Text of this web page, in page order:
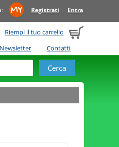
Registrati Entra
Riempi il tuo carrello
Newsletter Contatti